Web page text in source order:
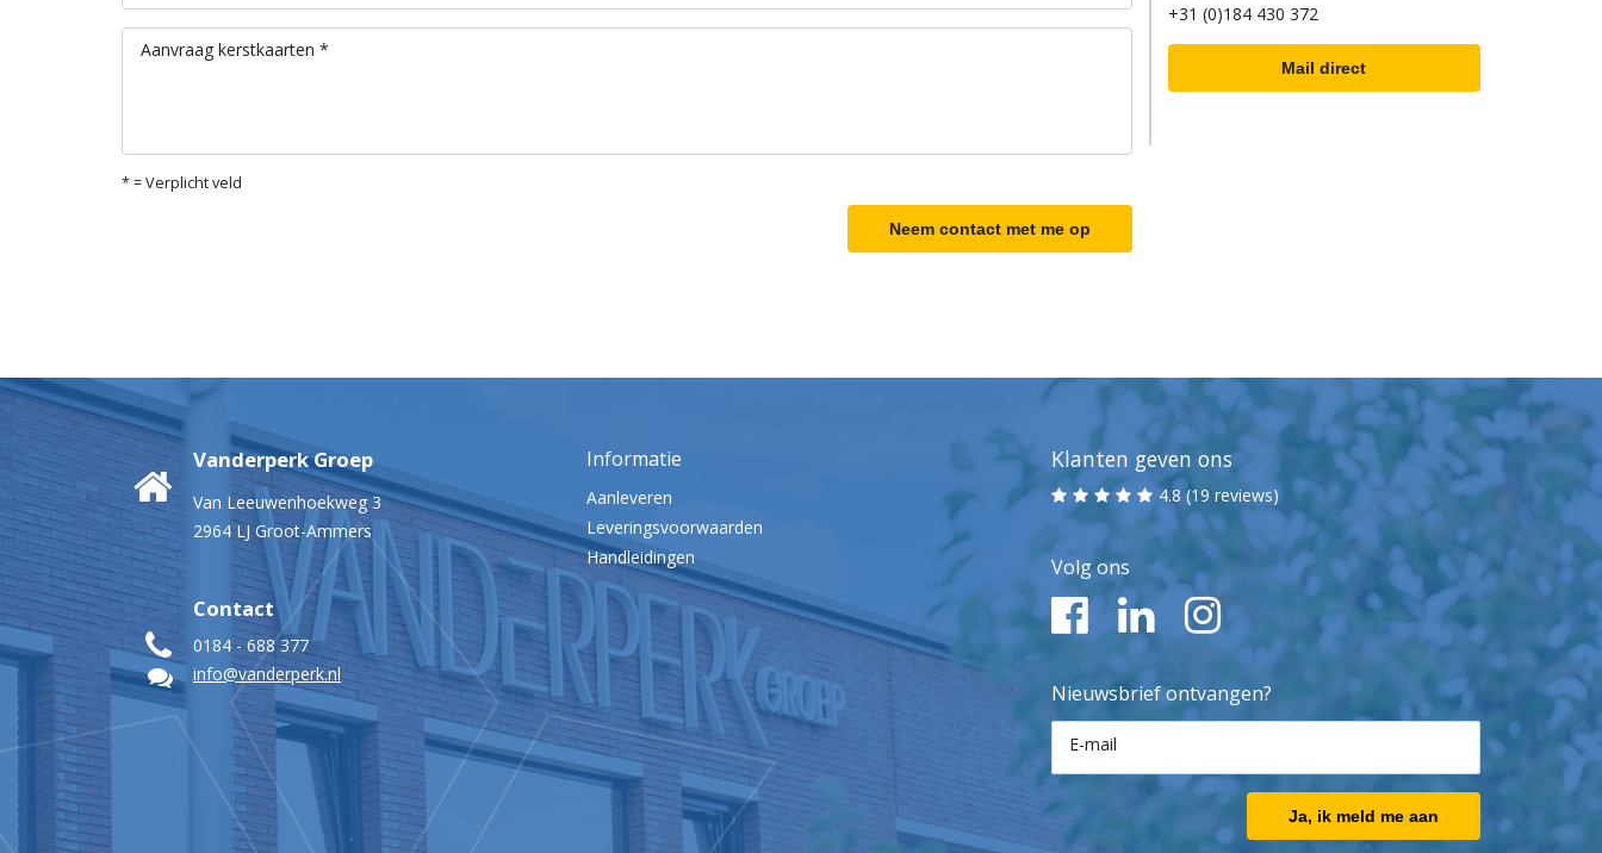
Aanvraag kerstkaarten *
* = Verplicht veld
Neem contact met me op
+31 (0)184 430 372
Mail direct
Vanderperk Groep
Van Leeuwenhoekweg 3
2964 LJ Groot-Ammers
Contact
0184 - 688 377
info@vanderperk.nl
Informatie
Aanleveren
Leveringsvoorwaarden
Handleidingen
Klanten geven ons
4.8 (19 reviews)
Volg ons
Nieuwsbrief ontvangen?
E-mail
Ja, ik meld me aan